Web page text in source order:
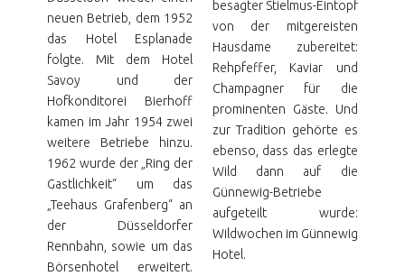
neuen Betrieb, dem 1952
das Hotel Esplanade
folgte. Mit dem Hotel
Savoy und der
Hofkonditorei Bierhoff
kamen im Jahr 1954 zwei
weitere Betriebe hinzu.
1962 wurde der „Ring der
Gastlichkeit“ um das
„Teehaus Grafenberg“ an
der Düsseldorfer
Rennbahn, sowie um das
Börsenhotel erweitert.
besagter Stielmus-Eintopf
von der mitgereisten
Hausdame zubereitet:
Rehpfeffer, Kaviar und
Champagner für die
prominenten Gäste. Und
zur Tradition gehörte es
ebenso, dass das erlegte
Wild dann auf die
Günnewig-Betriebe
aufgeteilt wurde:
Wildwochen im Günnewig
Hotel.